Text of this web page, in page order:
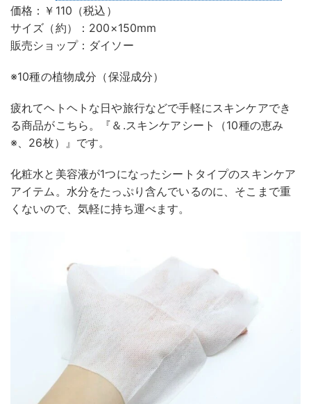
価格：￥110（税込）
サイズ（約）：200×150mm
販売ショップ：ダイソー
※10種の植物成分（保湿成分）
疲れてヘトヘトな日や旅行などで手軽にスキンケアでき
る商品がこちら。『＆.スキンケアシート（10種の恵み
※、26枚）』です。
化粧水と美容液が1つになったシートタイプのスキンケア
アイテム。水分をたっぷり含んでいるのに、そこまで重
くないので、気軽に持ち運べます。